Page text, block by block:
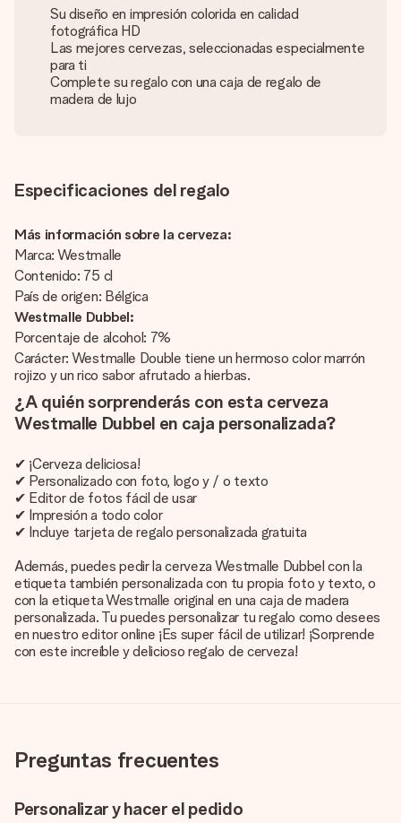
Su diseño en impresión colorida en calidad
fotográfica HD
Las mejores cervezas, seleccionadas especialmente
para ti
Complete su regalo con una caja de regalo de
madera de lujo
Especificaciones del regalo
Más información sobre la cerveza:
Marca: Westmalle
Contenido: 75 cl
País de origen: Bélgica
Westmalle Dubbel:
Porcentaje de alcohol: 7%
Carácter: Westmalle Double tiene un hermoso color marrón
rojizo y un rico sabor afrutado a hierbas.
¿A quién sorprenderás con esta cerveza
Westmalle Dubbel en caja personalizada?
✔ ¡Cerveza deliciosa!
✔ Personalizado con foto, logo y / o texto
✔ Editor de fotos fácil de usar
✔ Impresión a todo color
✔ Incluye tarjeta de regalo personalizada gratuita
Además, puedes pedir la cerveza Westmalle Dubbel con la
etiqueta también personalizada con tu propia foto y texto, o
con la etiqueta Westmalle original en una caja de madera
personalizada. Tu puedes personalizar tu regalo como desees
en nuestro editor online ¡Es super fácil de utilizar! ¡Sorprende
con este increíble y delicioso regalo de cerveza!
Preguntas frecuentes
Personalizar y hacer el pedido